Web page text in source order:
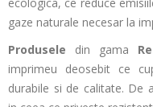
gaze naturale necesar la
Produsele din gama
imprimeu deosebit ce
durabile si de calitate. De